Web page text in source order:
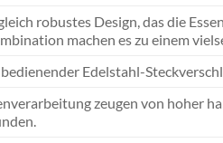
robustes Design, das die
machen es zu einem
Edelstahl-
zeugen von hoher